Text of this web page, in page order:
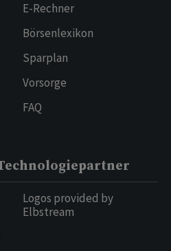
E-Rechner
Börsenlexikon
Sparplan
Vorsorge
FAQ
Logos provided by
Elbstream